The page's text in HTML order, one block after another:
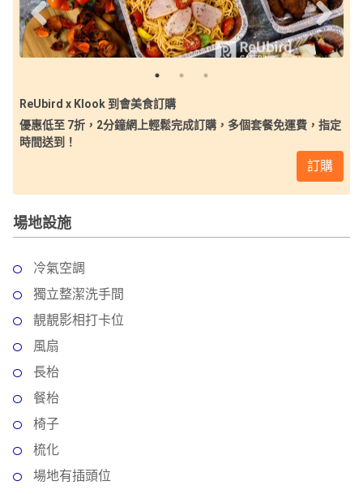
ReUbird x Klook 到會美食訂購
優惠低至 7折，2分鐘網上輕鬆完成訂購，多個套餐免運費，指定
時間送到！
訂購
場地設施
冷氣空調
獨立整潔洗手間
靚靚影相打卡位
風扇
長枱
餐枱
椅子
梳化
場地有插頭位